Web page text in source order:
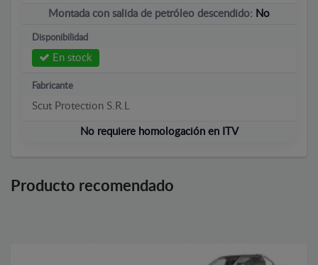
Montada con salida de petróleo descendido: No
Disponibilidad
En stock
Fabricante
Scut Protection S.R.L
No requiere homologación en ITV
Producto recomendado